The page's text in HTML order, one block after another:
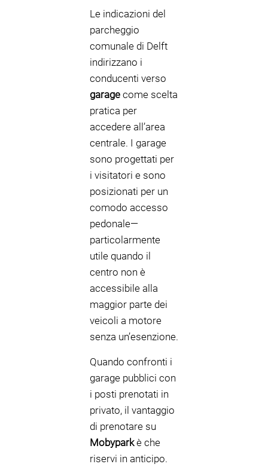
Le indicazioni del
parcheggio
comunale di Delft
indirizzano i
conducenti verso
garage come scelta
pratica per
accedere all’area
centrale. I garage
sono progettati per
i visitatori e sono
posizionati per un
comodo accesso
pedonale—
particolarmente
utile quando il
centro non è
accessibile alla
maggior parte dei
veicoli a motore
senza un’esenzione.
Quando confronti i
garage pubblici con
i posti prenotati in
privato, il vantaggio
di prenotare su
Mobyparkè che
riservi in anticipo.